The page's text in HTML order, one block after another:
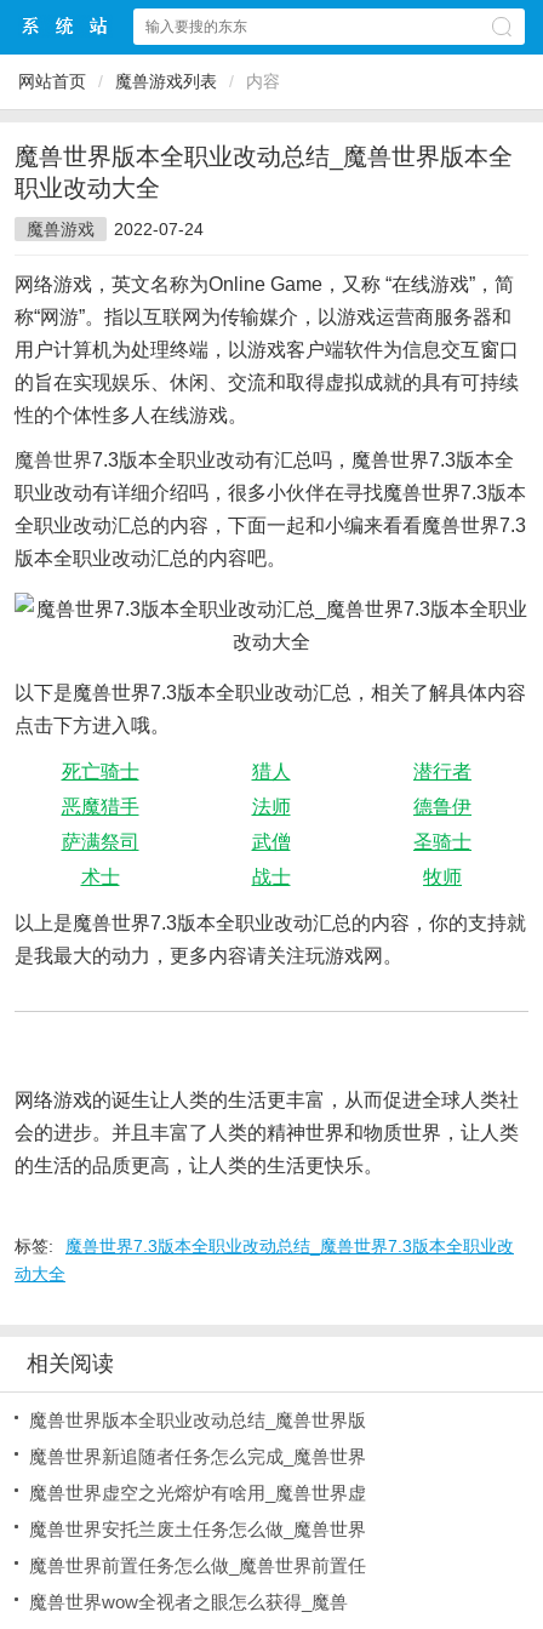
网站首页 / 魔兽游戏列表 / 内容
魔兽世界版本全职业改动总结_魔兽世界版本全
职业改动大全
魔兽游戏 2022-07-24
网络游戏，英文名称为Online Game，又称 “在线游戏”，简
称“网游”。指以互联网为传输媒介，以游戏运营商服务器和
用户计算机为处理终端，以游戏客户端软件为信息交互窗口
的旨在实现娱乐、休闲、交流和取得虚拟成就的具有可持续
性的个体性多人在线游戏。
魔兽世界7.3版本全职业改动有汇总吗，魔兽世界7.3版本全
职业改动有详细介绍吗，很多小伙伴在寻找魔兽世界7.3版本
全职业改动汇总的内容，下面一起和小编来看看魔兽世界7.3
版本全职业改动汇总的内容吧。
以下是魔兽世界7.3版本全职业改动汇总，相关了解具体内容
点击下方进入哦。
死亡骑士 猎人
潜行者
恶魔猎手
法师
德鲁伊
萨满祭司
武僧
圣骑士
术士
战士 牧师
以上是魔兽世界7.3版本全职业改动汇总的内容，你的支持就
是我最大的动力，更多内容请关注玩游戏网。
网络游戏的诞生让人类的生活更丰富，从而促进全球人类社
会的进步。并且丰富了人类的精神世界和物质世界，让人类
的生活的品质更高，让人类的生活更快乐。
标签:
魔兽世界7.3版本全职业改动总结_魔兽世界7.3版本全职业改
动大全
相关阅读
魔兽世界版本全职业改动总结_魔兽世界版
魔兽世界新追随者任务怎么完成_魔兽世界
魔兽世界虚空之光熔炉有啥用_魔兽世界虚
魔兽世界安托兰废土任务怎么做_魔兽世界
魔兽世界前置任务怎么做_魔兽世界前置任
魔兽世界wow全视者之眼怎么获得_魔兽